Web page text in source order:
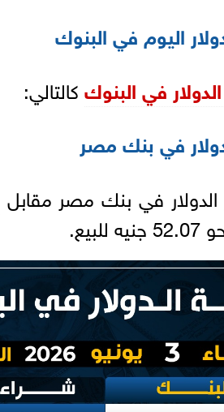
اليوم في البنوك
في البنوككالتالي:
في بنك مصر
الدولار في بنك مصر مقابل